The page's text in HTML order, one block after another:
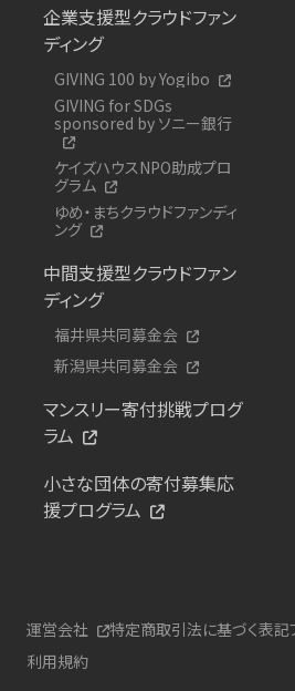
企業支援型クラウドファン
ディング
GIVING 100 by Yogibo
GIVING for SDGs
sponsored by ソニー銀行
ケイズハウスNPO助成プロ
グラム
ゆめ・まちクラウドファンディ
ング
中間支援型クラウドファン
ディング
福井県共同募金会
新潟県共同募金会
マンスリー寄付挑戦プログ
ラム
小さな団体の寄付募集応
援プログラム
運営会社 特定商取引法に基づく表記
利用規約